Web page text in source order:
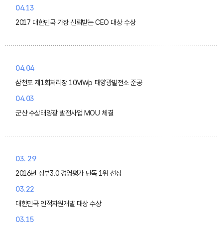
04.13
2017 대한민국 가장 신뢰받는 CEO 대상 수상
04.04
삼천포 제1회처리장 10MWp 태양광발전소 준공
04.03
군산 수상태양광 발전사업 MOU 체결
03. 29
2016년 정부3.0 경영평가 단독 1위 선정
03.22
대한민국 인적자원개발 대상 수상
03.15